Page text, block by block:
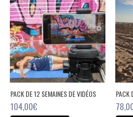
PACK DE 12 SEMAINES DE VIDÉOS
104,00€
PACK